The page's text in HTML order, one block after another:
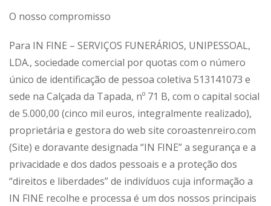
O nosso compromisso
Para IN FINE – SERVIÇOS FUNERÁRIOS, UNIPESSOAL,
LDA., sociedade comercial por quotas com o número
único de identificação de pessoa coletiva 513141073 e
sede na Calçada da Tapada, nº 71 B, com o capital social
de 5.000,00 (cinco mil euros, integralmente realizado),
proprietária e gestora do web site coroastenreiro.com
(Site) e doravante designada “IN FINE” a segurança e a
privacidade e dos dados pessoais e a proteção dos
“direitos e liberdades” de indivíduos cuja informação a
IN FINE recolhe e processa é um dos nossos principais